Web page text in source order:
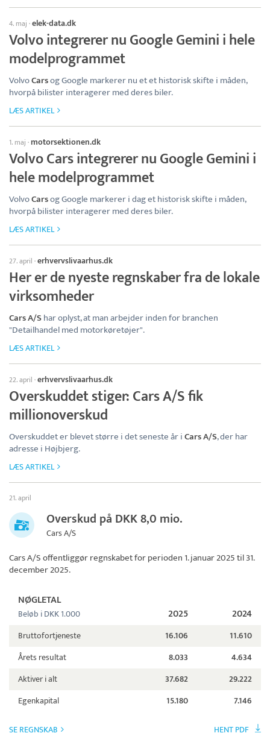
4. maj ·elek-data.dk
Volvo integrerer nu Google Gemini i hele
modelprogrammet
VolvoCarsog Google markerer nu et et historisk skifte i måden,
hvorpå bilister interagerer med deres biler.
LÆS ARTIKEL
1. maj · motorsektionen.dk
Volvo Cars integrerer nu Google Gemini i
hele modelprogrammet
VolvoCarsog Google markerer i dag et historisk skifte i måden,
hvorpå bilister interagerer med deres biler.
LÆS ARTIKEL
27. april ·erhvervslivaarhus.dk
Her er de nyeste regnskaber fra de lokale
virksomheder
Cars A/Shar oplyst, at man arbejder inden for branchen
"Detailhandel med motorkøretøjer".
LÆS ARTIKEL
22. april ·erhvervslivaarhus.dk
Overskuddet stiger: Cars A/S fik
millionoverskud
Overskuddet er blevet større i det seneste år iCars A/S, der har
adresse i Højbjerg.
LÆS ARTIKEL
21. april
Overskud på DKK 8,0 mio.
Cars A/S
Cars A/Soffentliggør regnskabet for perioden 1. januar 2025 til 31.
december 2025.
NØGLETAL
Beløb i DKK 1.000 2025 2024
Bruttofortjeneste 16.106
11.610
Årets resultat
8.033
4.634
Aktiver i alt
37.682
29.222
Egenkapital
15.180 7.146
SE REGNSKAB HENT PDF